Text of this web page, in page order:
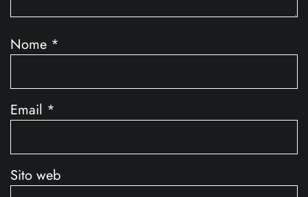
Nome *
Email *
Sito web